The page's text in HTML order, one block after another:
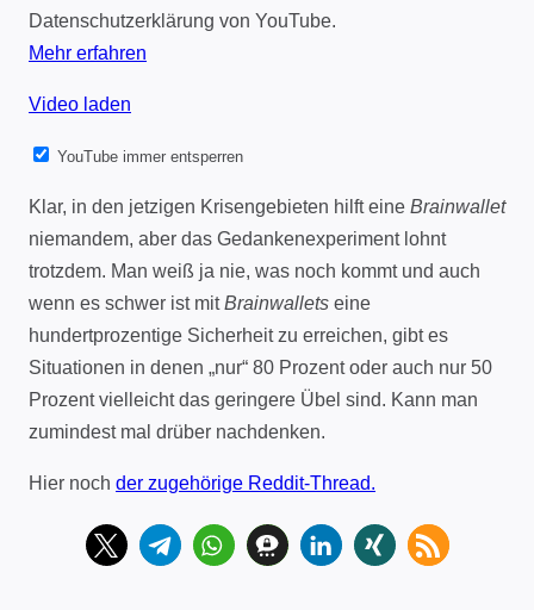
Datenschutzerklärung von YouTube.
Mehr erfahren
Video laden
YouTube immer entsperren
Klar, in den jetzigen Krisengebieten hilft eine Brainwallet
niemandem, aber das Gedankenexperiment lohnt
trotzdem. Man weiß ja nie, was noch kommt und auch
wenn es schwer ist mitBrainwallets eine
hundertprozentige Sicherheit zu erreichen, gibt es
Situationen in denen „nur“ 80 Prozent oder auch nur 50
Prozent vielleicht das geringere Übel sind. Kann man
zumindest mal drüber nachdenken.
Hier noch der zugehörige Reddit-Thread.